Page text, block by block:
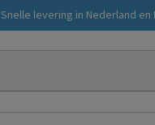
Snelle levering in Nederland en